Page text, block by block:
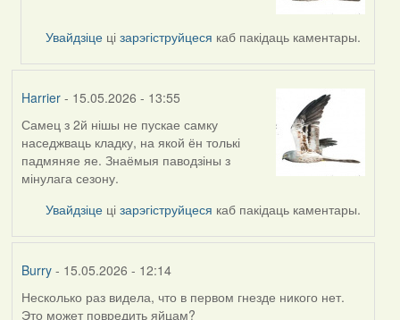
Harrier
Увайдзіце цізарэгіструйцеся каб пакідаць каментары.
Harrier- 15.05.2026 - 13:55
Самец з 2й нішы не пускае самку
наседжваць кладку, на якой ён толькі
падмяняе яе. Знаёмыя паводзіны з
мінулага сезону.
Увайдзіце цізарэгіструйцеся каб пакідаць каментары.
Burry- 15.05.2026 - 12:14
Несколько раз видела, что в первом гнезде никого нет.
Это может повредить яйцам?